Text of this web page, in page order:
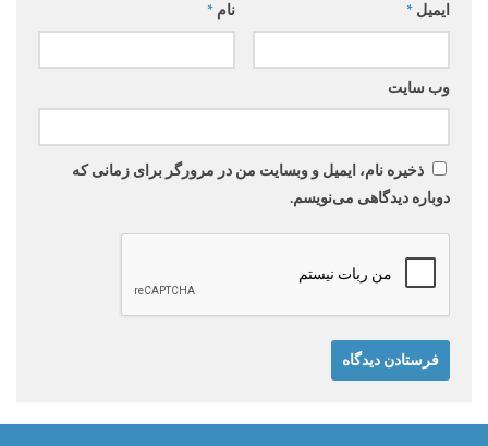
نام * ایمیل *
وب‌ سایت
ذخیره نام، ایمیل و وبسایت من در مرورگر برای زمانی که
دوباره دیدگاهی می‌نویسم.